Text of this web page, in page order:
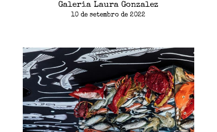
Galeria Laura Gonzalez
10 de setembro de 2022